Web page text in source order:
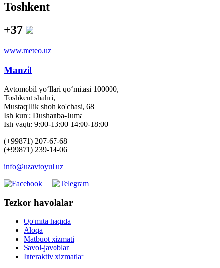
Toshkent
+37
www.meteo.uz
Manzil
Avtomobil yo‘llari qo‘mitasi 100000,
Toshkent shahri,
Mustaqillik shoh ko'chasi, 68
Ish kuni: Dushanba-Juma
Ish vaqti: 9:00-13:00 14:00-18:00
(+99871) 207-67-68
(+99871) 239-14-06
info@uzavtoyul.uz
Tezkor havolalar
Qo'mita haqida
Aloqa
Matbuot xizmati
Savol-javoblar
Interaktiv xizmatlar